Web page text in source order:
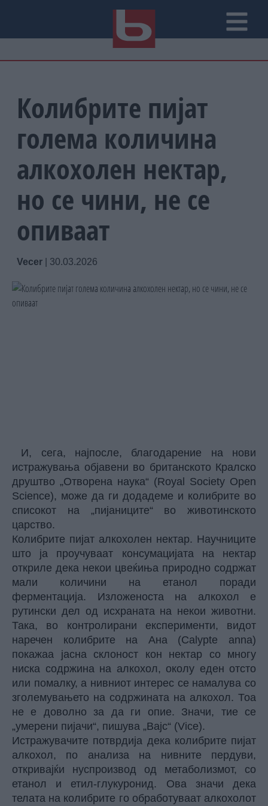
Колибрите пијат
голема количина
алкохолен нектар,
но се чини, не се
опиваат
Vecer 30.03.2026
И, сега, најпосле, благодарение на нови
истражувања објавени во британското Кралско
друштво „Отворена наука“ (Royal Society Open
Science), може да ги додадеме и колибрите во
списокот на „пијаниците“ во животинското
царство.
Колибрите пијат алкохолен нектар. Научниците
што ја проучуваат консумацијата на нектар
откриле дека некои цвеќиња природно содржат
мали количини на етанол поради
ферментација. Изложеноста на алкохол е
рутински дел од исхраната на некои животни.
Така, во контролирани експерименти, видот
наречен колибрите на Ана (Calypte anna)
покажаа јасна склоност кон нектар со многу
ниска содржина на алкохол, околу еден отсто
или помалку, а нивниот интерес се намалува со
зголемувањето на содржината на алкохол. Тоа
не е доволно за да ги опие. Значи, тие се
„умерени пијачи“, пишува „Вајс“ (Vice).
Истражувачите потврдија дека колибрите пијат
алкохол, по анализа на нивните пердуви,
откривајќи нуспроизвод од метаболизмот, со
етанол и етил-глукуронид. Ова значи дека
телата на колибрите го обработуваат алкохолот